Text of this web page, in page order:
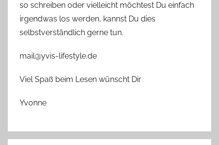
so schreiben oder vielleicht möchtest Du einfach
irgendwas los werden, kannst Du dies
selbstverständlich gerne tun.
mail@yvis-lifestyle.de
Viel Spaß beim Lesen wünscht Dir
Yvonne